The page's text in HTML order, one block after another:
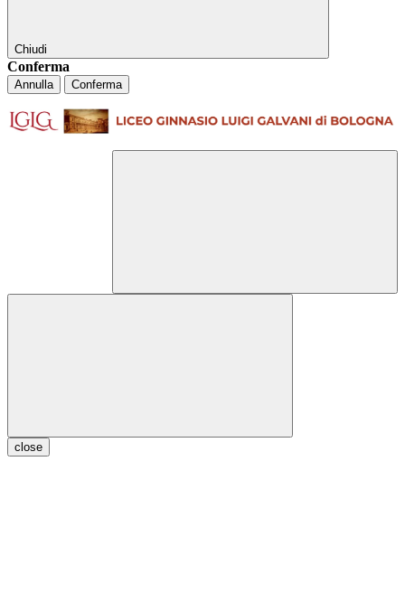
Chiudi
Conferma
Annulla Conferma
close